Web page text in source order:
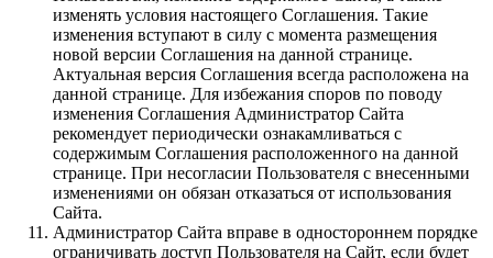
изменять условия настоящего Соглашения. Такие
изменения вступают в силу с момента размещения
новой версии Соглашения на данной странице.
Актуальная версия Соглашения всегда расположена на
данной странице. Для избежания споров по поводу
изменения Соглашения Администратор Сайта
рекомендует периодически ознакамливаться с
содержимым Соглашения расположенного на данной
странице. При несогласии Пользователя с внесенными
изменениями он обязан отказаться от использования
Сайта.
Администратор Сайта вправе в одностороннем порядке
ограничивать доступ Пользователя на Сайт, если будет